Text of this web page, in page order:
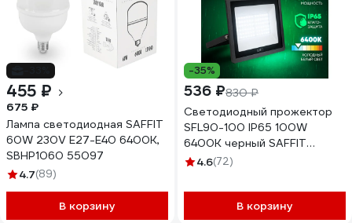
455 ₽
675 ₽
Лампа светодиодная SAFFIT
60W 230V E27-E40 6400K,
SBHP1060 55097
4.7(89)
В корзину
-35%
536 ₽830 ₽
Светодиодный прожектор
SFL90-100 IP65 100W
6400K черный SAFFIT
55068
4.6(72)
В корзину